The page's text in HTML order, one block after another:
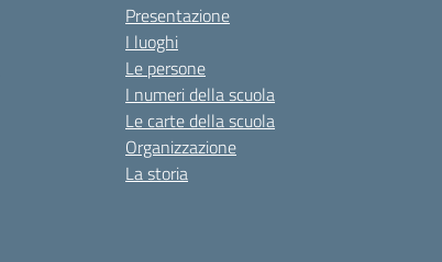
Presentazione
I luoghi
Le persone
I numeri della scuola
Le carte della scuola
Organizzazione
La storia